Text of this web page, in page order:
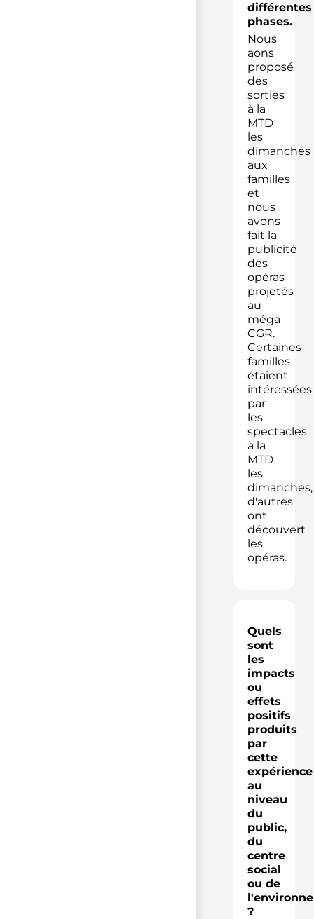
différentes
phases.
Nous
aons
proposé
des
sorties
à la
MTD
les
dimanches
aux
familles
et
nous
avons
fait la
publicité
des
opéras
projetés
au
méga
CGR.
Certaines
familles
étaient
intéressées
par
les
spectacles
à la
MTD
les
dimanches,
d'autres
ont
découvert
les
opéras.
Quels
sont
les
impacts
ou
effets
positifs
produits
par
cette
expérience
au
niveau
du
public,
du
centre
social
ou de
?